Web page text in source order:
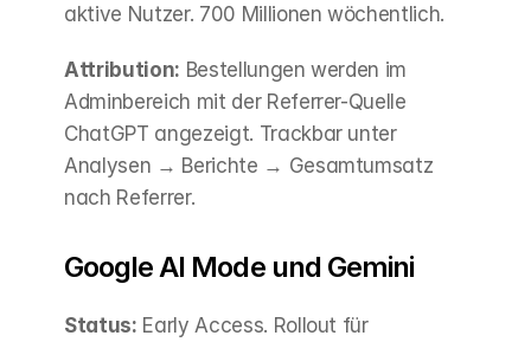
aktive Nutzer. 700 Millionen wöchentlich.
Attribution: Bestellungen werden im
Adminbereich mit der Referrer-Quelle
ChatGPT angezeigt. Trackbar unter
Analysen → Berichte → Gesamtumsatz
nach Referrer.
Google AI Mode und Gemini
Status: Early Access. Rollout für